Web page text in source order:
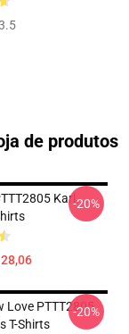
de produtos
Karl-20%
Love PTTT2805
T-Shirts
-20%